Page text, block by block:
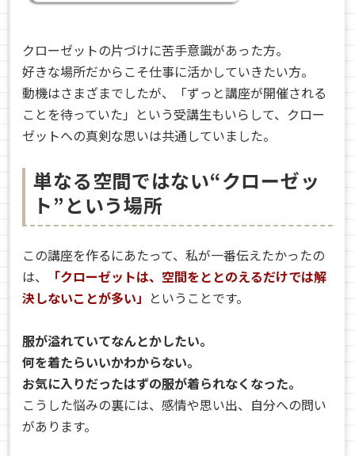
クローゼットの片づけに苦手意識があった方。
好きな場所だからこそ仕事に活かしていきたい方。
動機はさまざまでしたが、「ずっと講座が開催される
ことを待っていた」という受講生もいらして、クロー
ゼットへの真剣な思いは共通していました。
単なる空間ではない“クローゼッ
ト”という場所
この講座を作るにあたって、私が一番伝えたかったの
は、
「クローゼットは、空間をととのえるだけでは解
決しないことが多い」 ということです。
服が溢れていてなんとかしたい。
何を着たらいいかわからない。
お気に入りだったはずの服が着られなくなった。
こうした悩みの裏には、感情や思い出、自分への問い
があります。